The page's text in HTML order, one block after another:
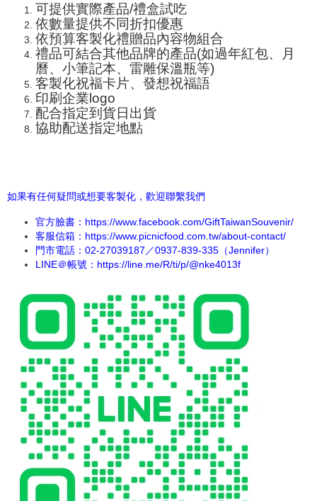
可提供實際產品/禮盒試吃
依數量提供不同折扣優惠
依預算客製化禮贈品內容物組合
禮品可結合其他品牌的產品(如過年紅包、月
曆、小筆記本、 雷雕保溫瓶等)
客製化祝福卡片、發想祝福語
印刷企業logo
配合指定到貨日出貨
協助配送指定地點
如果有任何疑問或想要客製化，歡迎聯繫我們
官方臉書： https://www.facebook.com/GiftTaiwanSouvenir/
客服信箱：https://www.picnicfood.com.tw/about-contact/
門市電話：02-27039187／0937-839-335（Jennifer）
LINE＠帳號： https://line.me/R/ti/p/@nke4013f